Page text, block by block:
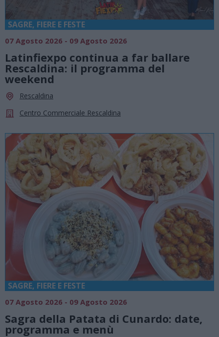
SAGRE, FIERE E FESTE
07 Agosto 2026 - 09 Agosto 2026
Latinfiexpo continua a far ballare
Rescaldina: il programma del
weekend
Rescaldina
Centro Commerciale Rescaldina
SAGRE, FIERE E FESTE
07 Agosto 2026 - 09 Agosto 2026
Sagra della Patata di Cunardo: date,
programma e menù